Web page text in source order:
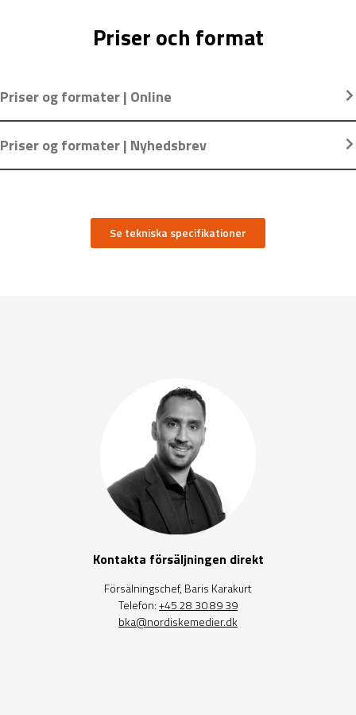
Priser och format
Priser og formater | Online
Priser og formater | Nyhedsbrev
Se tekniska specifikationer
Kontakta försäljningen direkt
Försälningschef, Baris Karakurt
Telefon:+45 28 30 89 39
bka@nordiskemedier.dk